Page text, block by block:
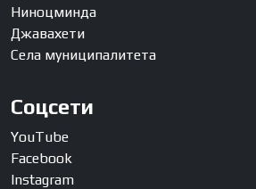
Ниноцминда
Джавахети
Села муниципалитета
Соцсети
YouTube
Facebook
Instagram